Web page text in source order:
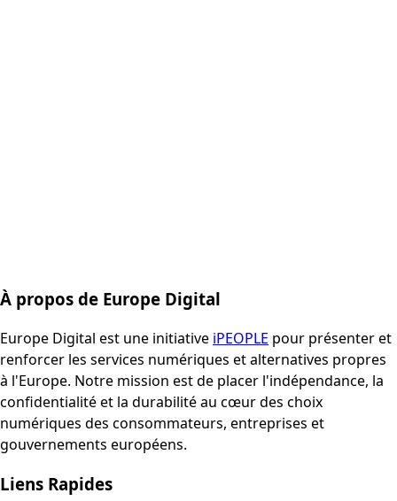
À propos de Europe Digital
Europe Digital est une initiative iPEOPLE pour présenter et
renforcer les services numériques et alternatives propres
à l'Europe. Notre mission est de placer l'indépendance, la
confidentialité et la durabilité au cœur des choix
numériques des consommateurs, entreprises et
gouvernements européens.
Liens Rapides